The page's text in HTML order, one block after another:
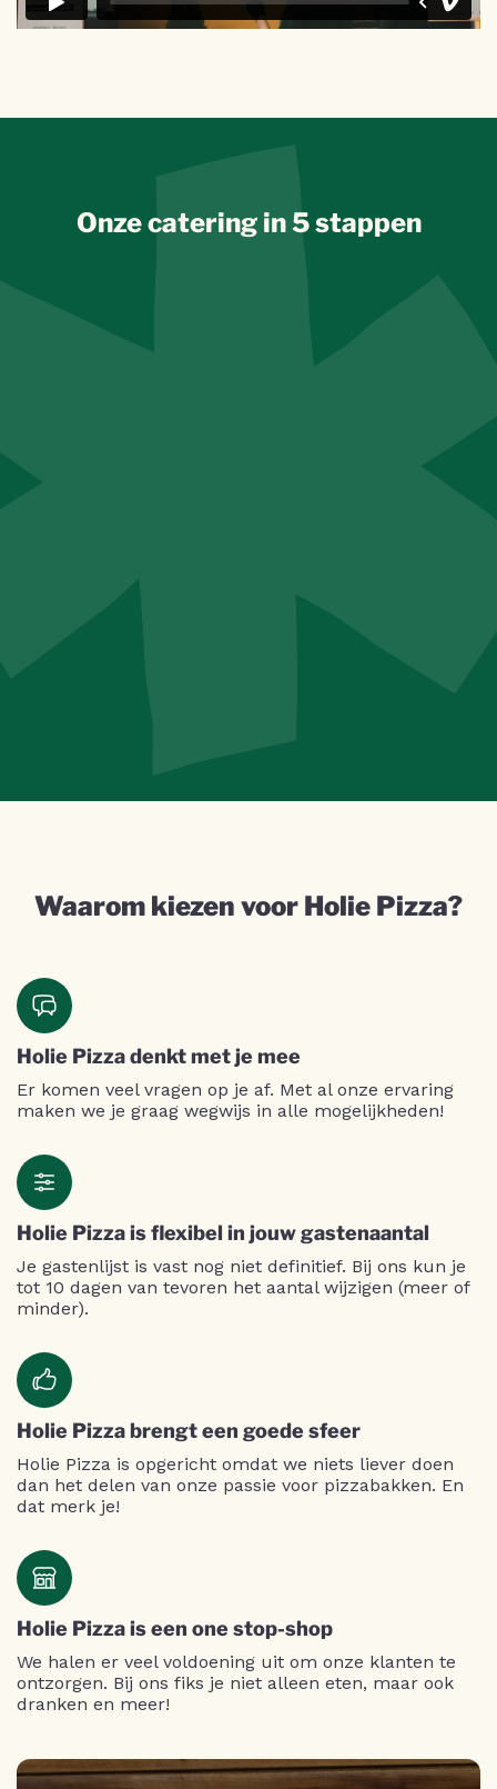
Onze catering in 5 stappen
Waarom kiezen voor Holie Pizza?
Holie Pizza denkt met je mee
Er komen veel vragen op je af. Met al onze ervaring
maken we je graag wegwijs in alle mogelijkheden!
Holie Pizza is flexibel in jouw gastenaantal
Je gastenlijst is vast nog niet definitief. Bij ons kun je
tot 10 dagen van tevoren het aantal wijzigen (meer of
minder).
Holie Pizza brengt een goede sfeer
Holie Pizza is opgericht omdat we niets liever doen
dan het delen van onze passie voor pizzabakken. En
dat merk je!
Holie Pizza is een one stop-shop
We halen er veel voldoening uit om onze klanten te
ontzorgen. Bij ons fiks je niet alleen eten, maar ook
dranken en meer!